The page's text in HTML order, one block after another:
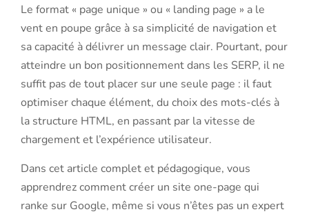
Le format « page unique » ou « landing page » a le
vent en poupe grâce à sa simplicité de navigation et
sa capacité à délivrer un message clair. Pourtant, pour
atteindre un bon positionnement dans les SERP, il ne
suffit pas de tout placer sur une seule page : il faut
optimiser chaque élément, du choix des mots-clés à
la structure HTML, en passant par la vitesse de
chargement et l’expérience utilisateur.
Dans cet article complet et pédagogique, vous
apprendrez comment créer un site one-page qui
ranke sur Google, même si vous n’êtes pas un expert